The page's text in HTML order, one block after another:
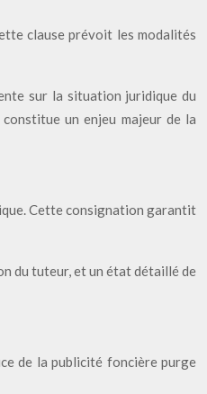
clause prévoit les modalités
sur la situation juridique du
un enjeu majeur de la
Cette consignation garantit
du tuteur, et un état détaillé de
de la publicité foncière purge